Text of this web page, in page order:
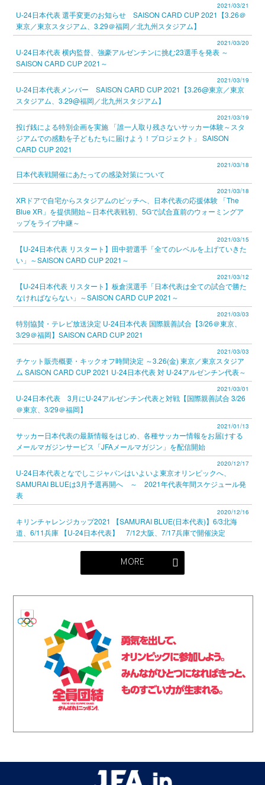
2021/03/21
U-24日本代表 選手変更のお知らせ SAISON CARD CUP 2021【3.26＠
東京／東京スタジアム、3.29＠福岡／北九州スタジアム】
2021/03/20
U-24日本代表 横内監督、強豪アルゼンチンに挑む23選手を発表 ～
SAISON CARD CUP 2021～
2021/03/19
U-24日本代表メンバー SAISON CARD CUP 2021【3.26@東京／東京
スタジアム、3.29@福岡／北九州スタジアム】
2021/03/19
投げ銭による特別企画を実施 「誰一人取り残さないサッカー体験～スタ
ジアムでの感動を子どもたちに届けよう！プロジェクト」 SAISON
CARD CUP 2021
2021/03/18
日本代表戦開催にあたっての感染対策について
2021/03/18
XRドアで自宅からスタジアムのピッチへ、日本代表の応援体験 「The
Blue XR」を提供開始～日本代表戦初、5Gで試合直前のウォーミングア
ップをライブ中継～
2021/03/15
【U-24日本代表 リスタート】田中碧選手「全てのレベルを上げていきた
い」～SAISON CARD CUP 2021～
2021/03/12
【U-24日本代表 リスタート】板倉滉選手「日本代表は全ての試合で勝た
なければならない」～SAISON CARD CUP 2021～
2021/03/03
特別協賛・テレビ放送決定 U-24日本代表 国際親善試合【3/26＠東京、
3/29＠福岡】SAISON CARD CUP 2021
2021/03/03
チケット販売概要・キックオフ時間決定 ～3.26(金) 東京／東京スタジア
ム SAISON CARD CUP 2021 U-24日本代表 対 U-24アルゼンチン代表～
2021/03/01
U-24日本代表 3月にU-24アルゼンチン代表と対戦【国際親善試合 3/26
＠東京、3/29＠福岡】
2021/01/13
サッカー日本代表の最新情報をはじめ、各種サッカー情報をお届けする
メールマガジンサービス「JFAメールマガジン」を配信開始
2020/12/17
U-24日本代表となでしこジャパンはいよいよ東京オリンピックへ、
SAMURAI BLUEは3月予選再開へ ～ 2021年代表年間スケジュール発
表
2020/12/16
キリンチャレンジカップ2021 【SAMURAI BLUE(日本代表)】6/3北海
道、6/11兵庫 【U-24日本代表】 7/12大阪、7/17兵庫で開催決定
MORE